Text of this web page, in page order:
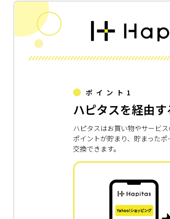
ポイント1
ハピタスを経由
ハピタスはお買い物やサービ
ポイントが貯まり、貯まった
交換できます。